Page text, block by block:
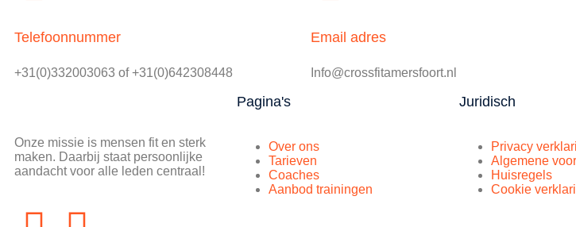
Telefoonnummer
+31(0)332003063 of +31(0)642308448
Email adres
Info@crossfitamersfoort.nl
Onze missie is mensen fit en sterk
maken. Daarbij staat persoonlijke
aandacht voor alle leden centraal!
Pagina's
Over ons
Tarieven
Coaches
Aanbod trainingen
Juridisch
Privacy
Algemene
Huisregels
Cookie